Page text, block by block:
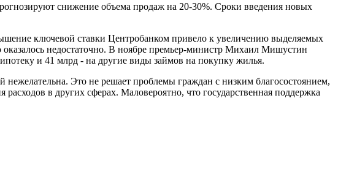
снижение объема продаж на 20-30%. Сроки введения новых
ключевой ставки Центробанком привело к увеличению выделяемых
оказалось недостаточно. В ноябре премьер-министр Михаил Мишустин
и 41 млрд - на другие виды займов на покупку жилья.
нежелательна. Это не решает проблемы граждан с низким благосостоянием,
в других сферах. Маловероятно, что государственная поддержка